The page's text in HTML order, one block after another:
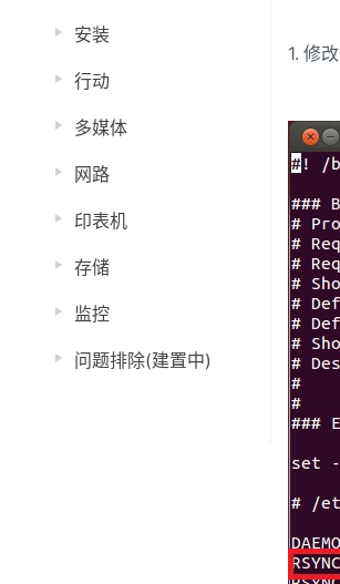
安装
行动
多媒体
网路
印表机
存储
监控
问题排除(建置中)
1. 修改